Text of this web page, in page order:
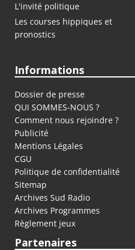
L'invité politique
Les courses hippiques et
pronostics
Informations
Dossier de presse
QUI SOMMES-NOUS ?
Comment nous rejoindre ?
Publicité
Mentions Légales
CGU
Politique de confidentialité
Sitemap
Archives Sud Radio
Archives Programmes
Règlement jeux
Partenaires